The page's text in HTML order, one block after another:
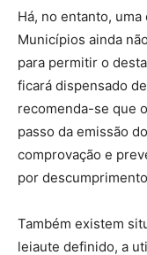
Há, no entanto,
Municípios ainda
para permitir o
ficará dispensado
recomenda-se que
passo da emissão
comprovação e
por
Também existem
leiaute definido, a